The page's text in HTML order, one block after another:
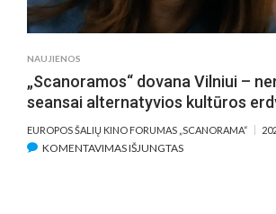
KOMPLEKSE
NAUJIENOS
„Scanoramos“ dovana Vilniui –
seansai alternatyvios kultūros
EUROPOS ŠALIŲ KINO FORUMAS „SCANORAMA“
KOMENTAVIMAS IŠJUNGTASĮRAŠE